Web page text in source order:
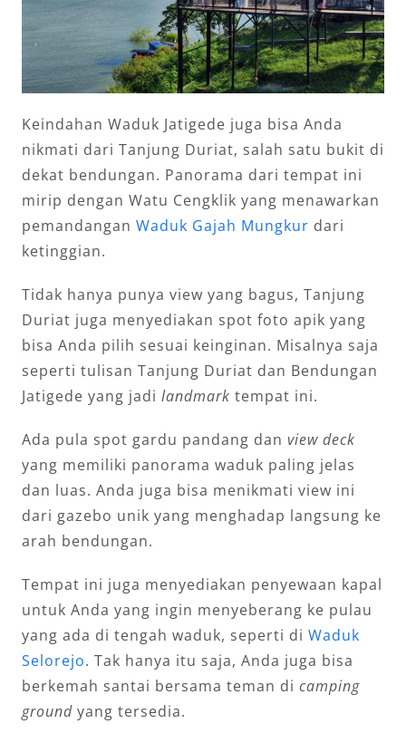
Keindahan Waduk Jatigede juga bisa Anda
nikmati dari Tanjung Duriat, salah satu bukit di
dekat bendungan. Panorama dari tempat ini
mirip dengan Watu Cengklik yang menawarkan
pemandangan Waduk Gajah Mungkur dari
ketinggian.
Tidak hanya punya view yang bagus, Tanjung
Duriat juga menyediakan spot foto apik yang
bisa Anda pilih sesuai keinginan. Misalnya saja
seperti tulisan Tanjung Duriat dan Bendungan
Jatigede yang jadi landmark tempat ini.
Ada pula spot gardu pandang dan view deck
yang memiliki panorama waduk paling jelas
dan luas. Anda juga bisa menikmati view ini
dari gazebo unik yang menghadap langsung ke
arah bendungan.
Tempat ini juga menyediakan penyewaan kapal
untuk Anda yang ingin menyeberang ke pulau
yang ada di tengah waduk, seperti di Waduk
Selorejo. Tak hanya itu saja, Anda juga bisa
berkemah santai bersama teman di camping
ground yang tersedia.